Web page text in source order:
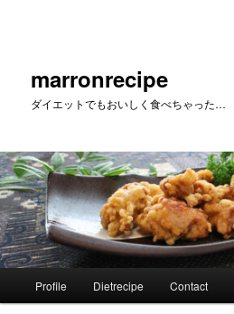
へ
移
動
移
動
marronrecipe
ダイエットでもおいしく食べちゃった…
Profile Dietrecipe Contact